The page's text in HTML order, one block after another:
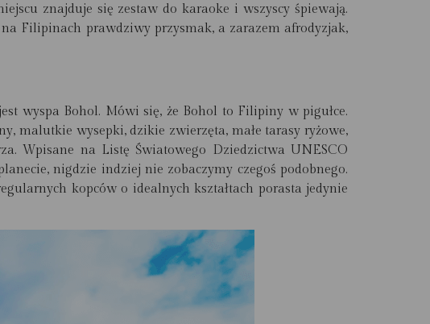
znajduje się zestaw do karaoke i wszyscy śpiewają.
na Filipinach prawdziwy przysmak, a zarazem afrodyzjak,
wyspa Bohol. Mówi się, że Bohol to Filipiny w pigułce.
malutkie wysepki, dzikie zwierzęta, małe tarasy ryżowe,
Wpisane na Listę Światowego Dziedzictwa UNESCO
, nigdzie indziej nie zobaczymy czegoś podobnego.
kopców o idealnych kształtach porasta jedynie